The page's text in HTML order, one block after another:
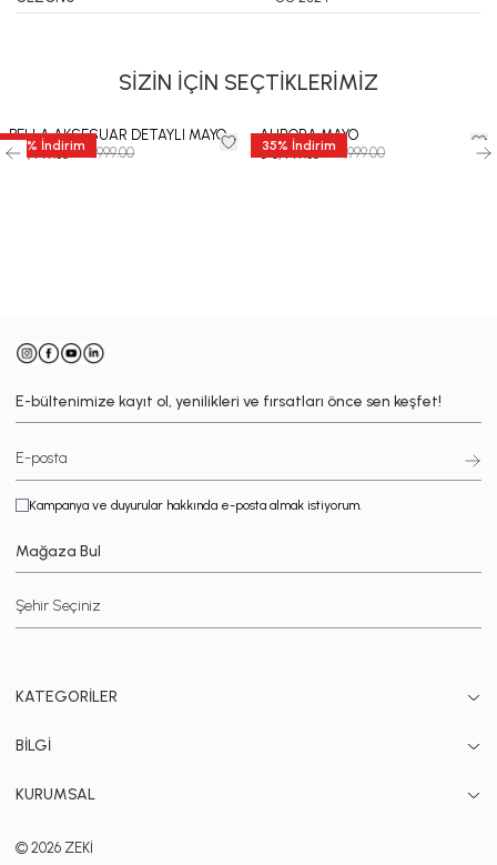
SİZİN İÇİN SEÇTİKLERİMİZ
35 % İndirim
BELLA AKSESUAR DETAYLI MAYO
₺ 8,449.35 ₺ 12,999.00 35% İndirim
AURORA MAYO
₺ 8,449.35 ₺ 12,999.00
E-bültenimize kayıt ol, yenilikleri ve fırsatları önce sen keşfet!
Kampanya ve duyurular hakkında e-posta almak istiyorum.
Mağaza Bul
KATEGORİLER
BİLGİ
KURUMSAL
© 2026 ZEKİ